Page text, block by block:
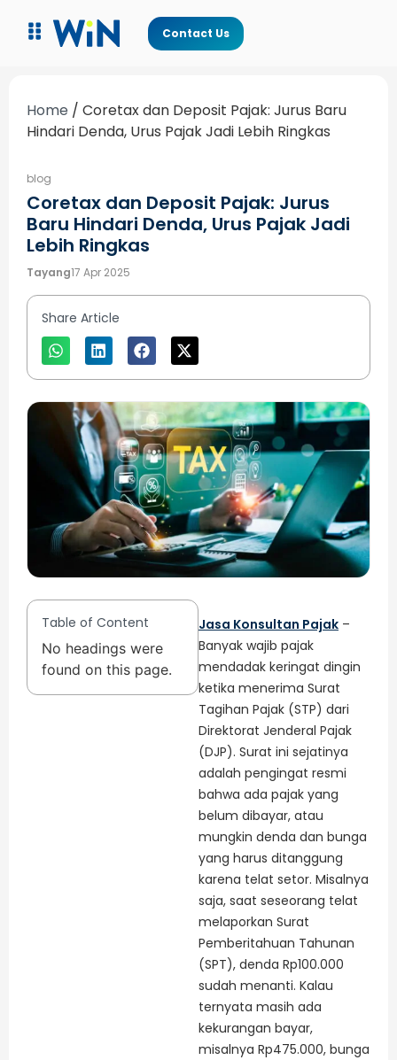
Contact Us
Home / Coretax dan Deposit Pajak: Jurus Baru
Hindari Denda, Urus Pajak Jadi Lebih Ringkas
blog
Coretax dan Deposit Pajak: Jurus
Baru Hindari Denda, Urus Pajak Jadi
Lebih Ringkas
Tayang17 Apr 2025
Share Article
Table of Content
No headings were
found on this page.
Jasa Konsultan Pajak –
Banyak wajib pajak
mendadak keringat dingin
ketika menerima Surat
Tagihan Pajak (STP) dari
Direktorat Jenderal Pajak
(DJP). Surat ini sejatinya
adalah pengingat resmi
bahwa ada pajak yang
belum dibayar, atau
mungkin denda dan bunga
yang harus ditanggung
karena telat setor. Misalnya
saja, saat seseorang telat
melaporkan Surat
Pemberitahuan Tahunan
(SPT), denda Rp100.000
sudah menanti. Kalau
ternyata masih ada
kekurangan bayar,
misalnya Rp475.000, bunga